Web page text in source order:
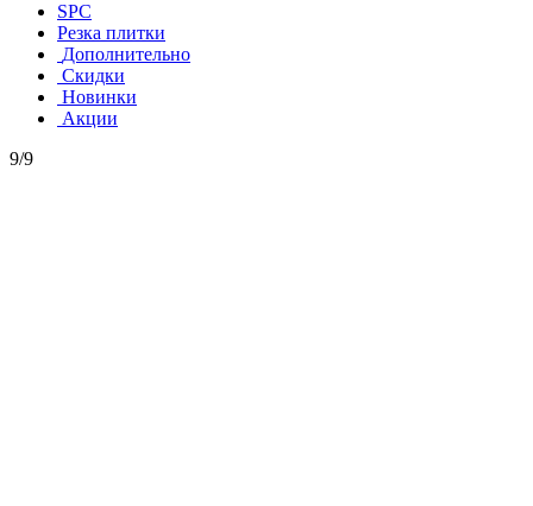
SPC
Резка плитки
Дополнительно
Скидки
Новинки
Акции
9/9